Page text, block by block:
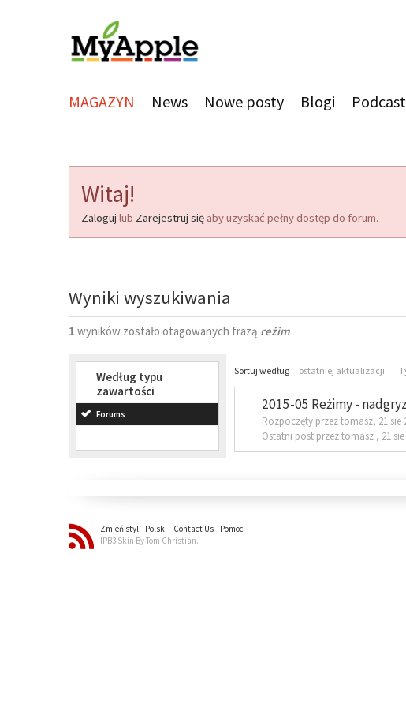
MAGAZYN News Nowe posty Blogi
Witaj!
Zaloguj lub Zarejestruj się aby uzyskać pełny dostęp do forum.
Wyniki wyszukiwania
1 wyników zostało otagowanych frazą reżim
Według typu
zawartości
Forums
Sortuj według ostatniej aktualizacji
2015-05 Reżimy -
Rozpoczęty przez tomasz, 21 sie
Ostatni post przez tomasz , 21
Zmień styl Polski Contact Us
Pomoc
IPB3 Skin By Tom Christian.